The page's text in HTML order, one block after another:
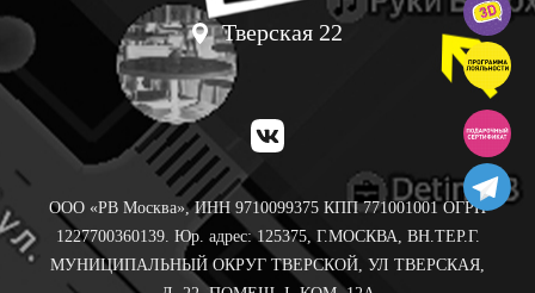
Тверская 22
ООО «РВ Москва», ИНН 9710099375 КПП 771001001 ОГРН
1227700360139. Юр. адрес: 125375, Г.МОСКВА, ВН.ТЕР.Г.
МУНИЦИПАЛЬНЫЙ ОКРУГ ТВЕРСКОЙ, УЛ ТВЕРСКАЯ,